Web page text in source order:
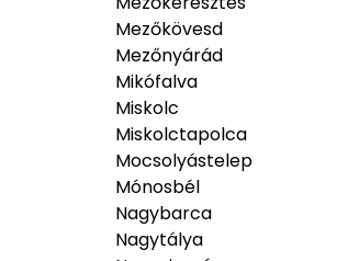
Mezőkövesd
Mezőnyárád
Mikófalva
Miskolc
Miskolctapolca
Mocsolyástelep
Mónosbél
Nagybarca
Nagytálya